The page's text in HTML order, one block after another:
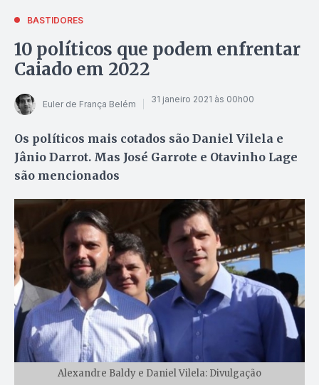
BASTIDORES
10 políticos que podem enfrentar
Caiado em 2022
Euler de França Belém 31 janeiro 2021 às 00h00
Os políticos mais cotados são Daniel Vilela e
Jânio Darrot. Mas José Garrote e Otavinho Lage
são mencionados
Alexandre Baldy e Daniel Vilela: Divulgação